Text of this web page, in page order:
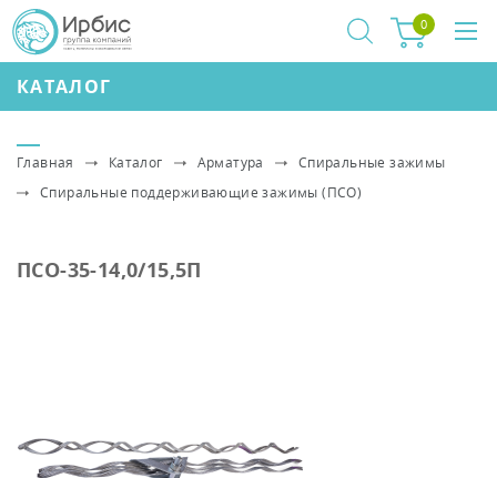
КАТАЛОГ
0
Главная Каталог Арматура
Спиральные зажимы
Спиральные поддерживающие зажимы (ПСО)
ПСО-35-14,0/15,5П